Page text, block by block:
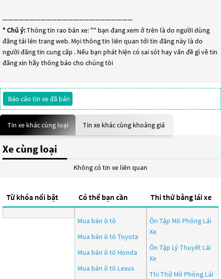
————————————————————————
* Chú ý:Thông tin rao bán xe: "" bạn đang xem ở trên là do người dùng
đăng tải lên trang web. Mọi thông tin liên quan tới tin đăng này là do
người đăng tin cung cấp . Nếu bạn phát hiện có sai sót hay vấn đề gì về tin
đăng xin hãy thông báo cho chúng tôi
Báo cáo tin xe đã bán
Tin xe khác cùng loại Tin xe khác cùng khoảng giá
Xe cùng loại
Không có tin xe liên quan
Từ khóa nổi bật Có thể bạn cần
Mua bán ô tô
Mua bán ô tô Toyota
Mua bán ô tô Honda
Mua bán ô tô Lexus
Thi thử bằng lái xe
Ôn Tập Mô Phỏng Lái
Xe
Ôn Tập Lý Thuyết Lái
Xe
Thi Thử Mô Phỏng Lái